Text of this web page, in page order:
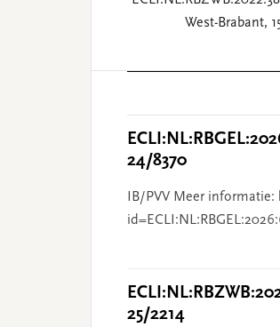
West-Brabant,
24/8370
IB/PVV Meer
25/2214